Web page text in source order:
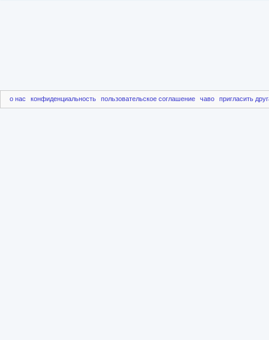
о нас конфиденциальность пользовательское соглашение чаво пригласить